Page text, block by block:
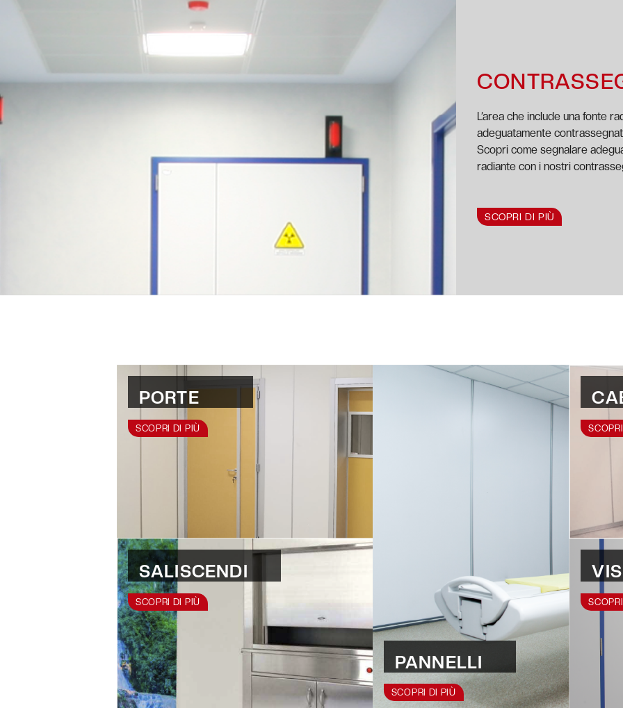
L’area che include una fonte
adeguatamente
Scopri come segnalare
radiante con i nostri
SCOPRI DI PIÙ
PORTE
SCOPRI DI PIÙ
SALISCENDI
SCOPRI DI PIÙ
PANNELLI
SCOPRI DI PIÙ